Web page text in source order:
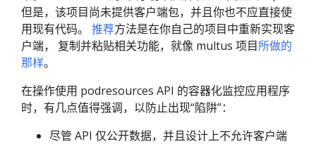
但是，该项目尚未提供客户端包，并且你也不应直接使
用现有代码。 推荐方法是在你自己的项目中重新实现客
户端， 复制并粘贴相关功能，就像 multus 项目所做的
那样。
在操作使用 podresources API 的容器化监控应用程序
时，有几点值得强调，以防止出现“陷阱”：
尽管 API 仅公开数据，并且设计上不允许客户端